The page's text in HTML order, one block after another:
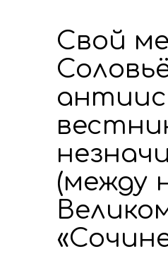
Свой
(между